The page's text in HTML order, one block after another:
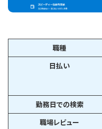
職種
日払い
勤務日での検索
職場レビュー